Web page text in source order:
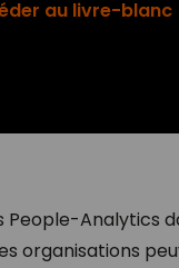
au livre-blanc
People-Analytics
organisations